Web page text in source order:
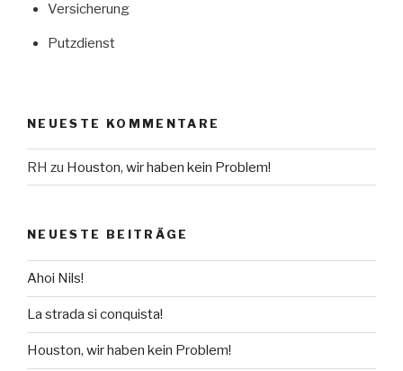
Versicherung
Putzdienst
NEUESTE KOMMENTARE
RH zu Houston, wir haben kein Problem!
NEUESTE BEITRÄGE
Ahoi Nils!
La strada si conquista!
Houston, wir haben kein Problem!